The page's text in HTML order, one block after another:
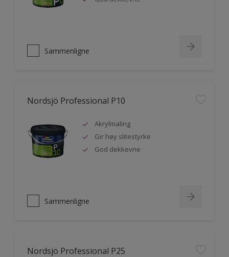
Sammenligne
Nordsjö Professional P10
Akrylmaling
Gir høy slitestyrke
God dekkevne
Sammenligne
Nordsjö Professional P25